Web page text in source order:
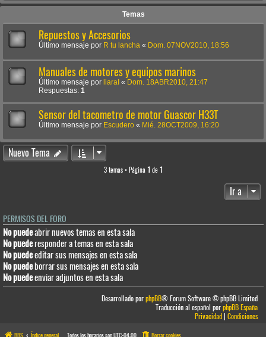
Temas
Repuestos y Accesorios
Último mensaje por R tu lancha « Dom. 07NOV2010, 18:56
Manuales de motores y equipos marinos
Último mensaje por liaraI « Dom. 18ABR2010, 21:47
Respuestas: 1
Sensor del tacometro de motor Guascor H33T
Último mensaje por Escudero « Mié. 28OCT2009, 16:20
Nuevo Tema
3 temas • Página 1 de 1
Ir a
PERMISOS DEL FORO
No puedeabrir nuevos temas en esta sala
No puederesponder a temas en esta sala
No puedeeditar sus mensajes en esta sala
No puedeborrar sus mensajes en esta sala
No puedeenviar adjuntos en esta sala
Desarrollado porphpBB® Forum Software © phpBB Limited
Traducción al español porphpBB España
Privacidad|Condiciones
BBS Índice general Todos los horarios sonUTC-04:00 Borrar cookies